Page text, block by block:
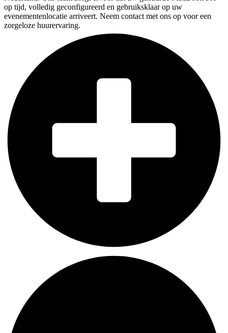
op tijd, volledig geconfigureerd en gebruiksklaar op uw
evenementenlocatie arriveert. Neem contact met ons op voor een
zorgeloze huurervaring.